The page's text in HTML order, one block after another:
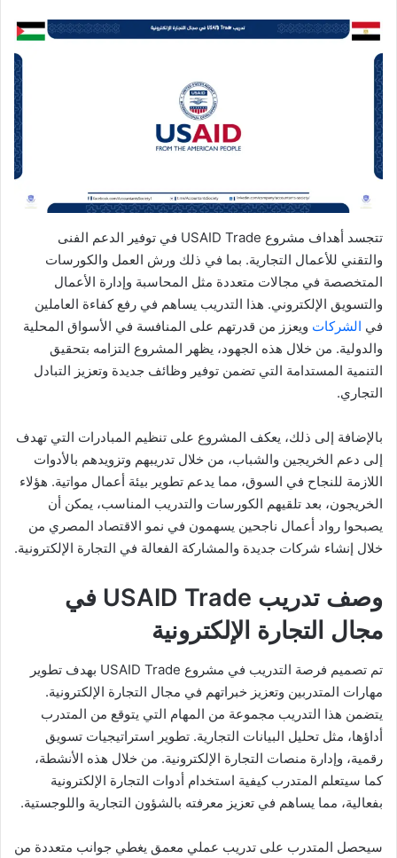
تتجسد أهداف مشروع USAID Trade في توفير الدعم الفنى
والتقني للأعمال التجارية. بما في ذلك ورش العمل والكورسات
المتخصصة في مجالات متعددة مثل المحاسبة وإدارة الأعمال
والتسويق الإلكتروني. هذا التدريب يساهم في رفع كفاءة العاملين
في الشركات ويعزز من قدرتهم على المنافسة في الأسواق المحلية
والدولية. من خلال هذه الجهود، يظهر المشروع التزامه بتحقيق
التنمية المستدامة التي تضمن توفير وظائف جديدة وتعزيز التبادل
التجاري.
بالإضافة إلى ذلك، يعكف المشروع على تنظيم المبادرات التي تهدف
إلى دعم الخريجين والشباب، من خلال تدريبهم وتزويدهم بالأدوات
اللازمة للنجاح في السوق، مما يدعم تطوير بيئة أعمال مواتية. هؤلاء
الخريجون، بعد تلقيهم الكورسات والتدريب المناسب، يمكن أن
يصبحوا رواد أعمال ناجحين يسهمون في نمو الاقتصاد المصري من
خلال إنشاء شركات جديدة والمشاركة الفعالة في التجارة الإلكترونية.
وصف تدريب USAID Trade في
مجال التجارة الإلكترونية
تم تصميم فرصة التدريب في مشروع USAID Trade بهدف تطوير
مهارات المتدربين وتعزيز خبراتهم في مجال التجارة الإلكترونية.
يتضمن هذا التدريب مجموعة من المهام التي يتوقع من المتدرب
أداؤها، مثل تحليل البيانات التجارية. تطوير استراتيجيات تسويق
رقمية، وإدارة منصات التجارة الإلكترونية. من خلال هذه الأنشطة،
كما سيتعلم المتدرب كيفية استخدام أدوات التجارة الإلكترونية
بفعالية، مما يساهم في تعزيز معرفته بالشؤون التجارية واللوجستية.
سيحصل المتدرب على تدريب عملي معمق يغطي جوانب متعددة من